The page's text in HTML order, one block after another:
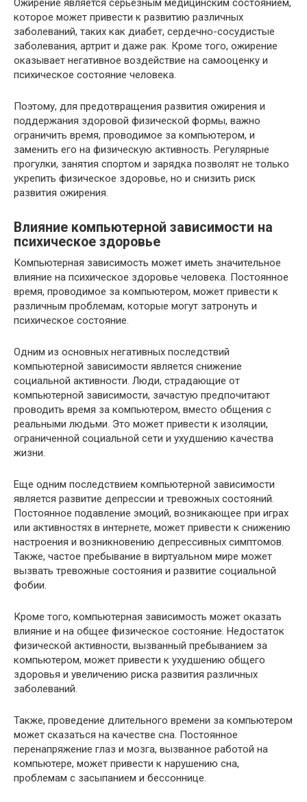
которое может привести к развитию различных
заболеваний, таких как диабет, сердечно-сосудистые
заболевания, артрит и даже рак. Кроме того, ожирение
оказывает негативное воздействие на самооценку и
психическое состояние человека.
Поэтому, для предотвращения развития ожирения и
поддержания здоровой физической формы, важно
ограничить время, проводимое за компьютером, и
заменить его на физическую активность. Регулярные
прогулки, занятия спортом и зарядка позволят не только
укрепить физическое здоровье, но и снизить риск
развития ожирения.
Влияние компьютерной зависимости на
психическое здоровье
Компьютерная зависимость может иметь значительное
влияние на психическое здоровье человека. Постоянное
время, проводимое за компьютером, может привести к
различным проблемам, которые могут затронуть и
психическое состояние.
Одним из основных негативных последствий
компьютерной зависимости является снижение
социальной активности. Люди, страдающие от
компьютерной зависимости, зачастую предпочитают
проводить время за компьютером, вместо общения с
реальными людьми. Это может привести к изоляции,
ограниченной социальной сети и ухудшению качества
жизни.
Еще одним последствием компьютерной зависимости
является развитие депрессии и тревожных состояний.
Постоянное подавление эмоций, возникающее при играх
или активностях в интернете, может привести к снижению
настроения и возникновению депрессивных симптомов.
Также, частое пребывание в виртуальном мире может
вызвать тревожные состояния и развитие социальной
фобии.
Кроме того, компьютерная зависимость может оказать
влияние и на общее физическое состояние. Недостаток
физической активности, вызванный пребыванием за
компьютером, может привести к ухудшению общего
здоровья и увеличению риска развития различных
заболеваний.
Также, проведение длительного времени за компьютером
может сказаться на качестве сна. Постоянное
перенапряжение глаз и мозга, вызванное работой на
компьютере, может привести к нарушению сна,
проблемам с засыпанием и бессоннице.